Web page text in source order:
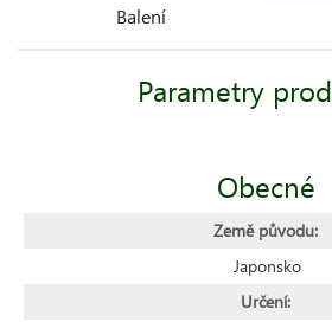
Balení
Parametry
Obecné
Země původu:
Japonsko
Určení: